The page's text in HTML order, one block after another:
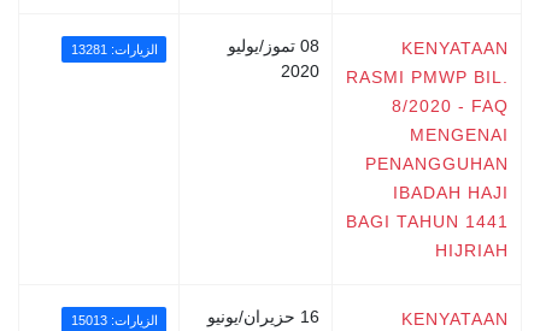
KENYATAAN
RASMI PMWP BIL.
8/2020 - FAQ
MENGENAI
PENANGGUHAN
IBADAH HAJI
BAGI TAHUN 1441
HIJRIAH
08 تموز/يوليو
2020
الزيارات: 13281
KENYATAAN
16 حزيران/يونيو
الزيارات: 15013